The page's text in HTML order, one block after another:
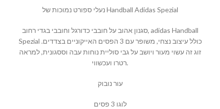
נעלי ספורט נמוכות של Handball Adidas Spezial
סגנון אהוב על חובבי כדורגל וחובבי בגדי רחוב, adidas Handball
Spezial כולל עיצוב נצחי, משופר עם 3 הפסים האייקוניים בצדדים.
זוג זה עשוי מעור ויושב על גבי סוליית נוחות עבה וססגונית, למראה
רטרו ועכשווי.
עור נובוק
לוגו 3 פסים